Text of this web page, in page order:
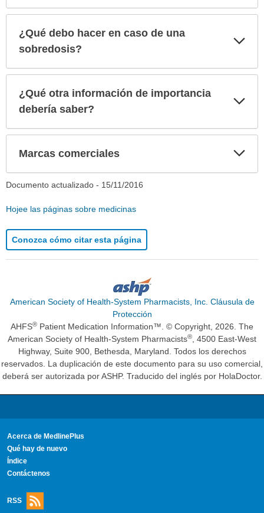
¿Qué debo hacer en caso de una
sobredosis?
¿Qué otra información de importancia
debería saber?
Marcas comerciales
Documento actualizado - 15/11/2016
Hojee las páginas sobre medicinas
Conozca cómo citar esta página
American Society of Health-System Pharmacists, Inc. Cláusula de
Protección
AHFS® Patient Medication Information™. © Copyright, 2026. The
American Society of Health-System Pharmacists®, 4500 East-West
Highway, Suite 900, Bethesda, Maryland. Todos los derechos
reservados. La duplicación de este documento para su uso comercial,
deberá ser autorizada por ASHP. Traducido del inglés por HolaDoctor.
Acerca de MedlinePlus
Qué hay de nuevo
Índice
Contáctenos
RSS